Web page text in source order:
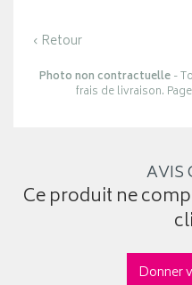
‹ Retour
Photo non contractuelle-
frais de livraison.
AVIS
Ce produit ne
Donner